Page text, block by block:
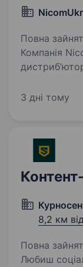
Повна
Компанія
3 дні тому
8,2 км
Повна
Любиш